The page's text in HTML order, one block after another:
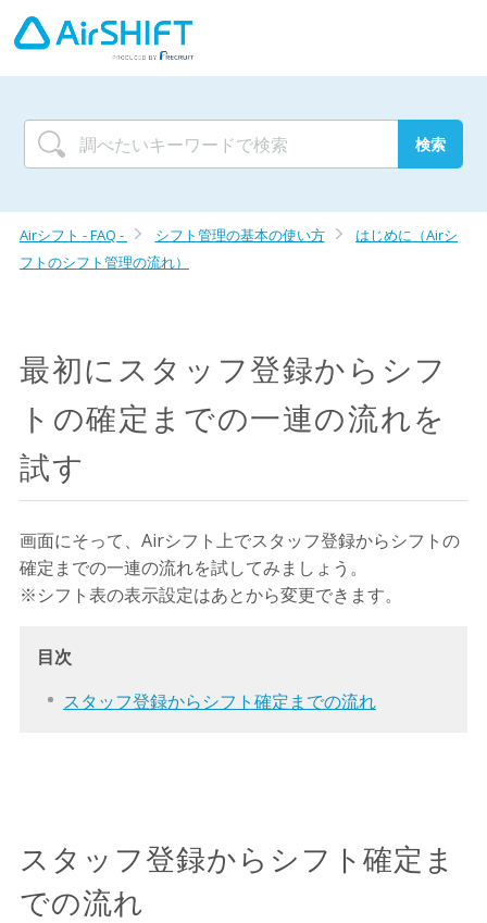
Airシフト - FAQ - シフト管理の基本の使い方
はじめに（Airシ
フトのシフト管理の流れ）
最初にスタッフ登録からシフ
トの確定までの一連の流れを
試す
画面にそって、Airシフト上でスタッフ登録からシフトの
確定までの一連の流れを試してみましょう。
※シフト表の表示設定はあとから変更できます。
目次
スタッフ登録からシフト確定までの流れ
スタッフ登録からシフト確定ま
での流れ